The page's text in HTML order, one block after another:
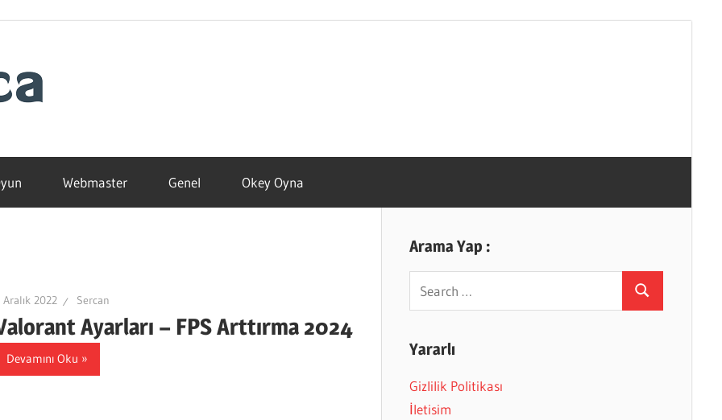
Webmaster Genel Okey Oyna
Aralık 2022 Sercan
Ayarları – FPS Arttırma 2024
Devamını Oku
Arama Yap :
Search
Yararlı
Gizlilik Politikası
İletisim